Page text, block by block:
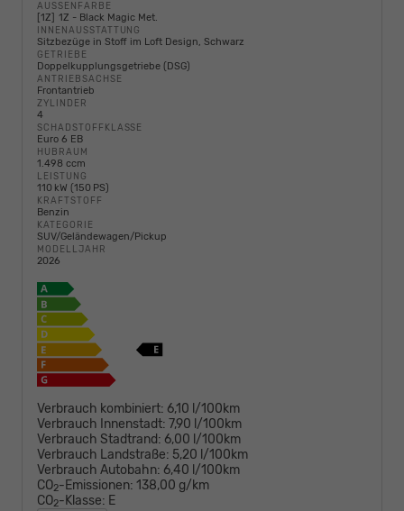
AUSSENFARBE
1Z 1Z - Black Magic Met.
INNENAUSSTATTUNG
Sitzbezüge in Stoff im Loft Design, Schwarz
GETRIEBE
Doppelkupplungsgetriebe (DSG)
ANTRIEBSACHSE
Frontantrieb
ZYLINDER
4
SCHADSTOFFKLASSE
Euro 6 EB
HUBRAUM
1.498 ccm
LEISTUNG
110 kW (150 PS)
KRAFTSTOFF
Benzin
KATEGORIE
SUV/Geländewagen/Pickup
MODELLJAHR
2026
Verbrauch kombiniert: 6,10 l/100km
Verbrauch Innenstadt: 7,90 l/100km
Verbrauch Stadtrand: 6,00 l/100km
Verbrauch Landstraße: 5,20 l/100km
Verbrauch Autobahn: 6,40 l/100km
CO2-Emissionen: 138,00 g/km
CO2-Klasse: E